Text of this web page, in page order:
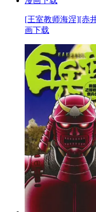
[王室教师海涅][赤
画下载